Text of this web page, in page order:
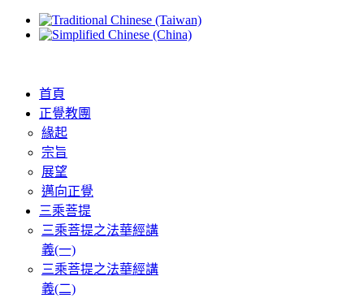
首頁
正覺教團
緣起
宗旨
展望
邁向正覺
三乘菩提
三乘菩提之法華經講
義(一)
三乘菩提之法華經講
義(二)